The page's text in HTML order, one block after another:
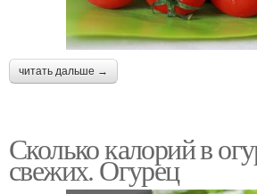
читать дальше →
Сколько калорий в
свежих. Огурец